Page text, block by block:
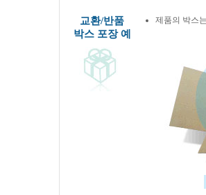
교환/반품
박스 포장 예
제품의 박스